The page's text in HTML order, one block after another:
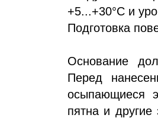
+5...+30°С и
Подготовка
Основание
Перед
осыпающиеся
пятна и